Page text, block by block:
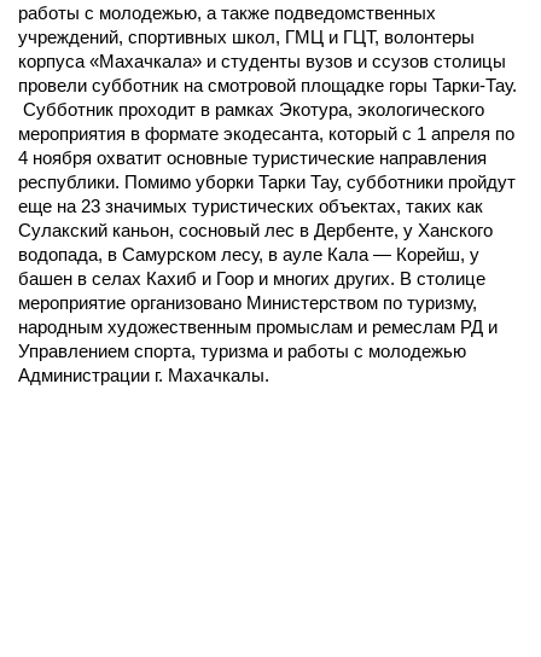
работы с молодежью, а также подведомственных
учреждений, спортивных школ, ГМЦ и ГЦТ, волонтеры
корпуса «Махачкала» и студенты вузов и ссузов столицы
провели субботник на смотровой площадке горы Тарки-Тау.
Субботник проходит в рамках Экотура, экологического
мероприятия в формате экодесанта, который с 1 апреля по
4 ноября охватит основные туристические направления
республики. Помимо уборки Тарки Тау, субботники пройдут
еще на 23 значимых туристических объектах, таких как
Сулакский каньон, сосновый лес в Дербенте, у Ханского
водопада, в Самурском лесу, в ауле Кала — Корейш, у
башен в селах Кахиб и Гоор и многих других. В столице
мероприятие организовано Министерством по туризму,
народным художественным промыслам и ремеслам РД и
Управлением спорта, туризма и работы с молодежью
Администрации г. Махачкалы.